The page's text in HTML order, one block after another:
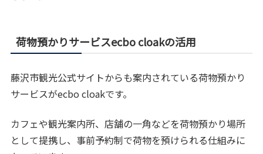
荷物預かりサービスecbo cloakの活用
藤沢市観光公式サイトからも案内されている荷物預かり
サービスがecbo cloakです。
カフェや観光案内所、店舗の一角などを荷物預かり場所
として提携し、事前予約制で荷物を預けられる仕組みに